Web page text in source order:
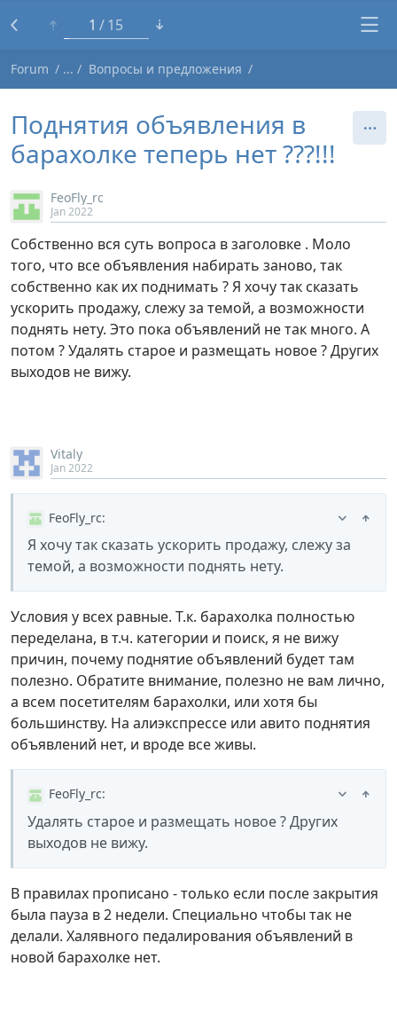
1 15
Forum Вопросы и предложения
Поднятия объявления в
барахолке теперь нет ???!!!
FeoFly_rc
Jan 2022
Собственно вся суть вопроса в заголовке . Моло
того, что все объявления набирать заново, так
собственно как их поднимать ? Я хочу так сказать
ускорить продажу, слежу за темой, а возможности
поднять нету. Это пока объявлений не так много. А
потом ? Удалять старое и размещать новое ? Других
выходов не вижу.
Vitaly
Jan 2022
FeoFly_rc:
Я хочу так сказать ускорить продажу, слежу за
темой, а возможности поднять нету.
Условия у всех равные. Т.к. барахолка полностью
переделана, в т.ч. категории и поиск, я не вижу
причин, почему поднятие объявлений будет там
полезно. Обратите внимание, полезно не вам лично,
а всем посетителям барахолки, или хотя бы
большинству. На алиэкспрессе или авито поднятия
объявлений нет, и вроде все живы.
FeoFly_rc:
Удалять старое и размещать новое ? Других
выходов не вижу.
В правилах прописано - только если после закрытия
была пауза в 2 недели. Специально чтобы так не
делали. Халявного педалирования объявлений в
новой барахолке нет.